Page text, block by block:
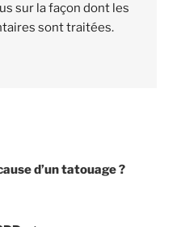
sur la façon dont les
sont traitées.
d’un tatouage ?